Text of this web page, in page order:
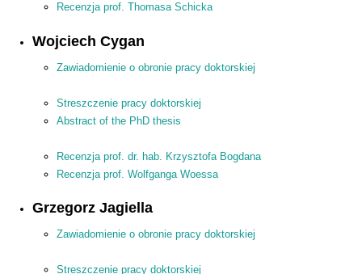
Recenzja prof. Thomasa Schicka
Wojciech Cygan
Zawiadomienie o obronie pracy doktorskiej
Streszczenie pracy doktorskiej
Abstract of the PhD thesis
Recenzja prof. dr. hab. Krzysztofa Bogdana
Recenzja prof. Wolfganga Woessa
Grzegorz Jagiella
Zawiadomienie o obronie pracy doktorskiej
Streszczenie pracy doktorskiej